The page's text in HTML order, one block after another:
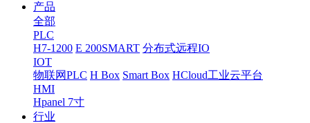
产品
全部
PLC
H7-1200 E 200SMART 分布式远程IO
IOT
物联网PLC H Box Smart Box HCloud工业云平台
HMI
Hpanel 7寸
行业